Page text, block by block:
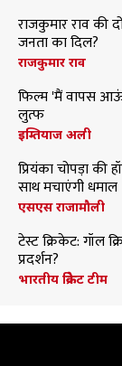
राजकुमार राव की
जनता का दिल?
राजकुमार राव
फिल्म 'मैं वापस
लुत्फ
इम्तियाज अली
प्रियंका चोपड़ा
साथ मचाएंगी धमाल
एसएस राजामौली
टेस्ट क्रिकेट: गॉल
प्रदर्शन?
भारतीय क्रिकेट टीम